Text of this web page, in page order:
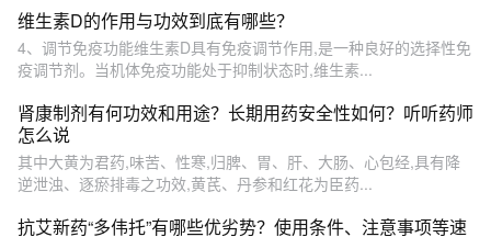
维生素D的作用与功效到底有哪些？
4、调节免疫功能维生素D具有免疫调节作用,是一种良好的选择性免
疫调节剂。当机体免疫功能处于抑制状态时,维生素...
肾康制剂有何功效和用途？长期用药安全性如何？听听药师
怎么说
其中大黄为君药,味苦、性寒,归脾、胃、肝、大肠、心包经,具有降
逆泄浊、逐瘀排毒之功效,黄芪、丹参和红花为臣药...
抗艾新药“多伟托”有哪些优劣势？使用条件、注意事项等速